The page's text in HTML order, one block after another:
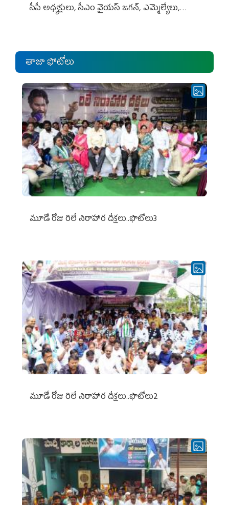
సీపీ అధ్య‌క్షులు, సీఎం వైయ‌స్ జ‌గ‌న్, ఎమ్మెల్యేలు,
తాజా ఫోటోలు
మూడో రోజు రిలే నిరాహార దీక్షలు..ఫొటోలు3
మూడో రోజు రిలే నిరాహార దీక్షలు..ఫొటోలు2